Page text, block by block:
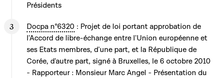
Présidents
Docpa n°6320 : Projet de loi portant approbation de
l'Accord de libre-échange entre l'Union européenne et
ses Etats membres, d'une part, et la République de
Corée, d'autre part, signé à Bruxelles, le 6 octobre 2010
- Rapporteur : Monsieur Marc Angel - Présentation du